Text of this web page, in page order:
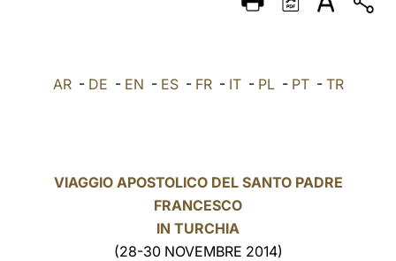
DEUTSCH
العربيّة AR- DE - EN - ES- FR- IT- PL- PT- TR
VIAGGIO APOSTOLICO DEL SANTO PADRE
FRANCESCO
IN TURCHIA
(28-30 NOVEMBRE 2014)